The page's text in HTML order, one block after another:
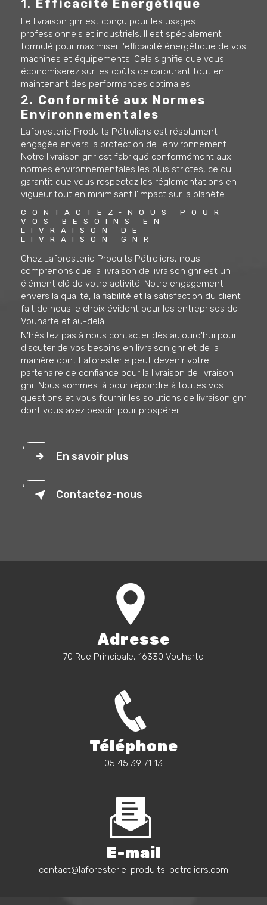
1. Efficacité Énergétique
Le livraison gnr est conçu pour les usages
professionnels et industriels. Il est spécialement
formulé pour maximiser l'efficacité énergétique de vos
machines et équipements. Cela signifie que vous
économiserez sur les coûts de carburant tout en
maintenant des performances optimales.
2. Conformité aux Normes
Environnementales
Laforesterie Produits Pétroliers est résolument
engagée envers la protection de l'environnement.
Notre livraison gnr est fabriqué conformément aux
normes environnementales les plus strictes, ce qui
garantit que vous respectez les réglementations en
vigueur tout en minimisant l'impact sur la planète.
CONTACTEZ-NOUS POUR
VOS BESOINS EN
LIVRAISON DE
LIVRAISON GNR
Chez Laforesterie Produits Pétroliers, nous
comprenons que la livraison de livraison gnr est un
élément clé de votre activité. Notre engagement
envers la qualité, la fiabilité et la satisfaction du client
fait de nous le choix évident pour les entreprises de
Vouharte et au-delà.
N'hésitez pas à nous contacter dès aujourd'hui pour
discuter de vos besoins en livraison gnr et de la
manière dont Laforesterie peut devenir votre
partenaire de confiance pour la livraison de livraison
gnr. Nous sommes là pour répondre à toutes vos
questions et vous fournir les solutions de livraison gnr
dont vous avez besoin pour prospérer.
En savoir plus
Contactez-nous
Adresse
70 Rue Principale, 16330 Vouharte
Téléphone
05 45 39 71 13
E-mail
contact@laforesterie-produits-petroliers.com